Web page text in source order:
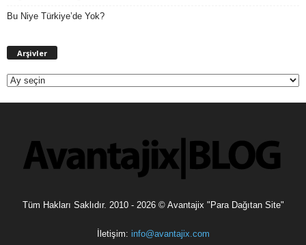
Bu Niye Türkiye’de Yok?
Arşivler
Tüm Hakları Saklıdır. 2010 - 2026 © Avantajix "Para Dağıtan Site"
İletişim: info@avantajix.com